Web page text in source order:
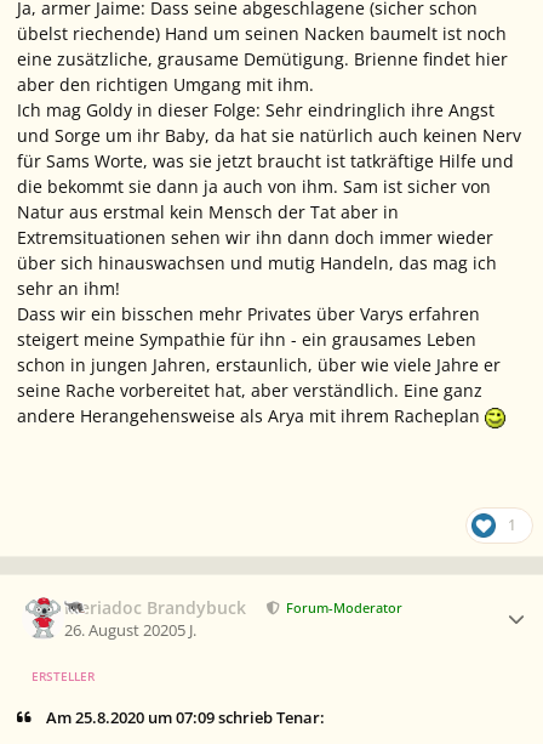
Ja, armer Jaime: Dass seine abgeschlagene (sicher schon
übelst riechende) Hand um seinen Nacken baumelt ist noch
eine zusätzliche, grausame Demütigung. Brienne findet hier
aber den richtigen Umgang mit ihm.
Ich mag Goldy in dieser Folge: Sehr eindringlich ihre Angst
und Sorge um ihr Baby, da hat sie natürlich auch keinen Nerv
für Sams Worte, was sie jetzt braucht ist tatkräftige Hilfe und
die bekommt sie dann ja auch von ihm. Sam ist sicher von
Natur aus erstmal kein Mensch der Tat aber in
Extremsituationen sehen wir ihn dann doch immer wieder
über sich hinauswachsen und mutig Handeln, das mag ich
sehr an ihm!
Dass wir ein bisschen mehr Privates über Varys erfahren
steigert meine Sympathie für ihn - ein grausames Leben
schon in jungen Jahren, erstaunlich, über wie viele Jahre er
seine Rache vorbereitet hat, aber verständlich. Eine ganz
andere Herangehensweise als Arya mit ihrem Racheplan
1
Meriadoc Brandybuck Forum-Moderator
26. August 20205 J.
ERSTELLER
Am 25.8.2020 um 07:09 schrieb Tenar: